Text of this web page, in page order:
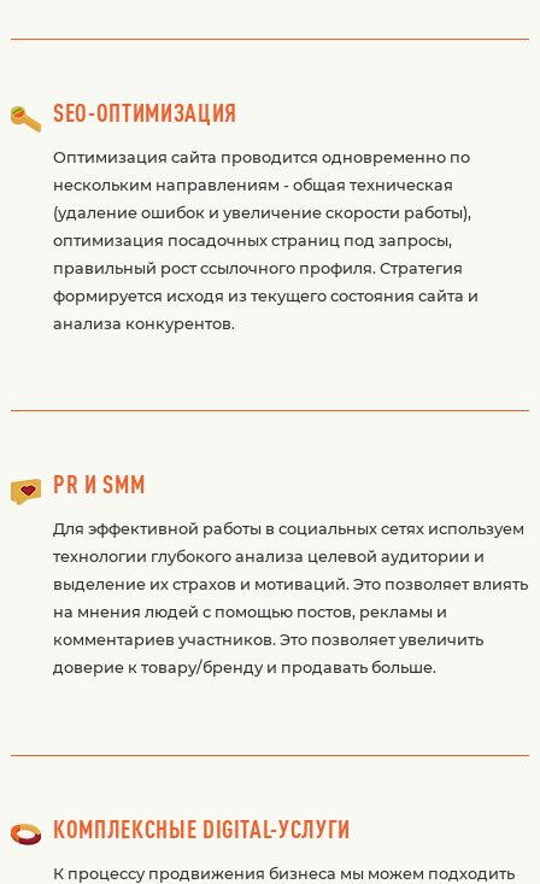
SEO-ОПТИМИЗАЦИЯ
Оптимизация сайта проводится одновременно по
нескольким направлениям - общая техническая
(удаление ошибок и увеличение скорости работы),
оптимизация посадочных страниц под запросы,
правильный рост ссылочного профиля. Стратегия
формируется исходя из текущего состояния сайта и
анализа конкурентов.
PR И SMM
Для эффективной работы в социальных сетях используем
технологии глубокого анализа целевой аудитории и
выделение их страхов и мотиваций. Это позволяет влиять
на мнения людей с помощью постов, рекламы и
комментариев участников. Это позволяет увеличить
доверие к товару/бренду и продавать больше.
КОМПЛЕКСНЫЕ DIGITAL-УСЛУГИ
К процессу продвижения бизнеса мы можем подходить